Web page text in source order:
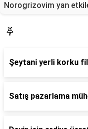
Norogrizovim yan
Şeytani yerli korku
Satış pazarlama